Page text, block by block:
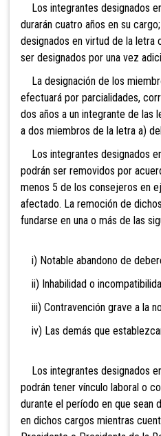
Los integrantes designados
durarán cuatro años en su
designados en virtud de la letra
ser designados por una vez
La designación de los
efectuará por parcialidades,
dos años a un integrante de las
a dos miembros de la letra a)
Los integrantes designados
podrán ser removidos por
menos 5 de los consejeros en
afectado. La remoción de
fundarse en una o más de las
i) Notable abandono de
ii) Inhabilidad o
iii) Contravención grave a la
iv) Las demás que
Los integrantes designados
podrán tener vínculo laboral o
durante el período en que sean
en dichos cargos mientras